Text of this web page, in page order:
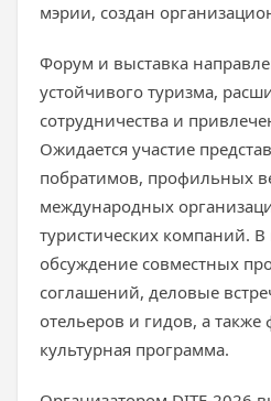
мэрии, создан
Форум и выставка
устойчивого туризма,
сотрудничества и
Ожидается участие
побратимов, профильных
международных
туристических компаний.
обсуждение совместных
соглашений, деловые
отельеров и гидов, а также
культурная программа.